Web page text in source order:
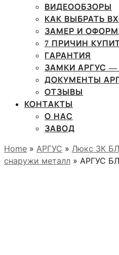
ВИДЕООБЗОРЫ
КАК ВЫБРАТЬ
ЗАМЕР И
7 ПРИЧИН
ГАРАНТИЯ
ЗАМКИ АРГУС —
ДОКУМЕНТЫ
ОТЗЫВЫ
КОНТАКТЫ
О НАС
ЗАВОД
Home » АРГУС » Люкс 3К
снаружи металл » АРГУС